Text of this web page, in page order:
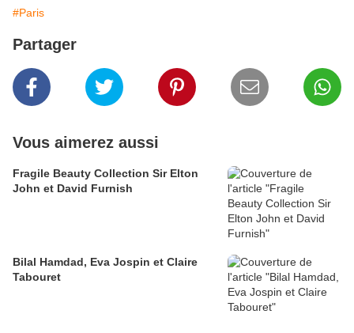
#Paris
Partager
Vous aimerez aussi
Fragile Beauty Collection Sir Elton
John et David Furnish
Bilal Hamdad, Eva Jospin et Claire
Tabouret